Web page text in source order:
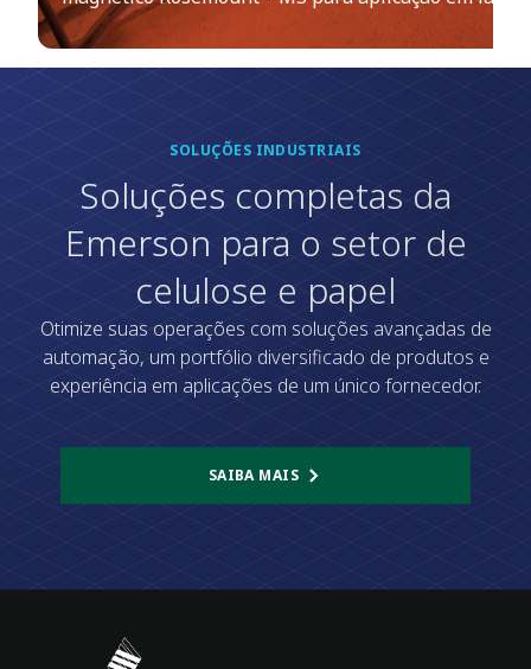
SOLUÇÕES INDUSTRIAIS
Soluções completas da
Emerson para o setor de
celulose e papel​
Otimize suas operações com soluções avançadas de
automação, um portfólio diversificado de produtos e
experiência em aplicações de um único fornecedor.​
SAIBA MAIS